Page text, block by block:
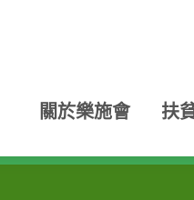
關於樂施會 扶